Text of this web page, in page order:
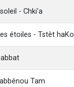
- Chki'a
étoiles - Tstèt
Tam